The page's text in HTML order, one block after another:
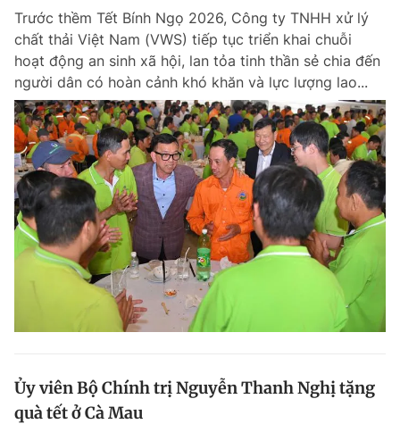
Giấy phép xuất bản số 110/GP - BTTTT cấp ngày 24.3.2020
© 2003-2026 Bản quyền thuộc về Báo Thanh Niên. Cấm sao chép
dưới mọi hình thức nếu không có sự chấp thuận bằng văn bản.
Phát triển bởi ePi Technologies, JSC.
Trước thềm Tết Bính Ngọ 2026, Công ty TNHH xử lý
chất thải Việt Nam (VWS) tiếp tục triển khai chuỗi
hoạt động an sinh xã hội, lan tỏa tinh thần sẻ chia đến
người dân có hoàn cảnh khó khăn và lực lượng lao...
Ủy viên Bộ Chính trị Nguyễn Thanh Nghị tặng
quà tết ở Cà Mau